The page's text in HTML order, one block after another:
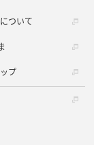
ついて
プ